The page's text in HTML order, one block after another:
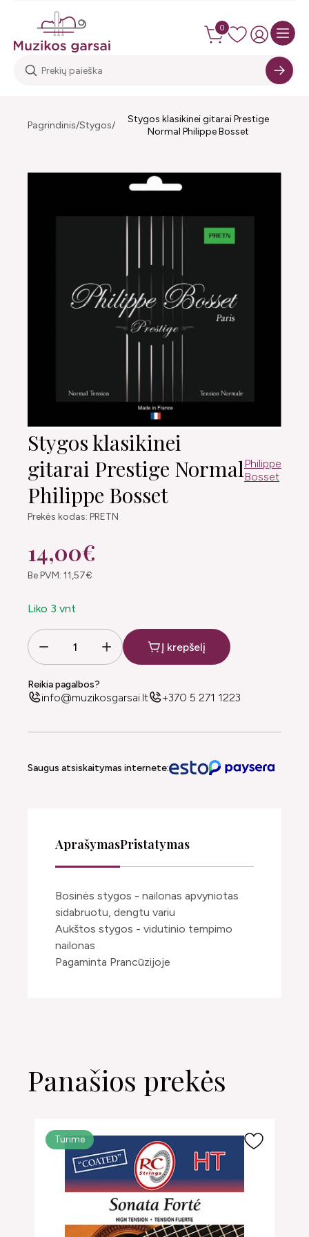
0
Pagrindinis Stygos
Stygos klasikinei gitarai Prestige
Normal Philippe Bosset
Stygos klasikinei
gitarai Prestige Normal
Philippe Bosset
Philippe
Bosset
Prekės kodas: PRETN
14,00€
Be PVM: 11,57€
Liko 3 vnt
Į krepšelį
Reikia pagalbos?
info@muzikosgarsai.lt +370 5 271 1223
Saugus atsiskaitymas internete:
AprašymasPristatymas
Bosinės stygos - nailonas apvyniotas
sidabruotu, dengtu variu
Aukštos stygos - vidutinio tempimo
nailonas
Pagaminta Prancūzijoje
Panašios prekės
Turime